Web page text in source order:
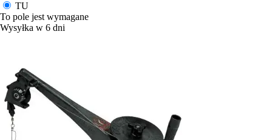
TU
To pole jest wymagane
Wysyłka w 6 dni